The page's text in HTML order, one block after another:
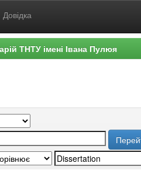
Довідка
ТНТУ імені Івана Пулюя